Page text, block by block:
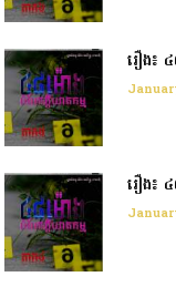
រឿង៖
រឿង៖